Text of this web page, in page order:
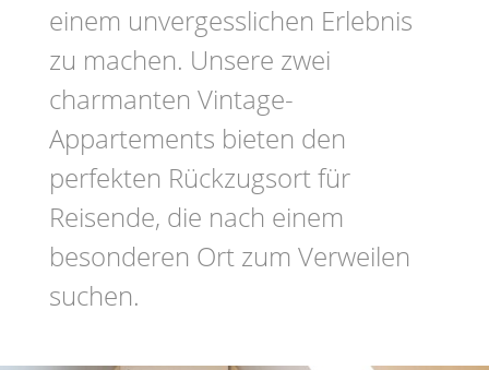
einem unvergesslichen Erlebnis
zu machen. Unsere zwei
charmanten Vintage-
Appartements bieten den
perfekten Rückzugsort für
Reisende, die nach einem
besonderen Ort zum Verweilen
suchen.